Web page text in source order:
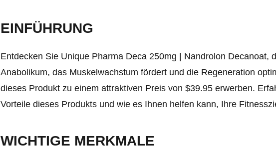
EINFÜHRUNG
Entdecken Sie Unique Pharma Deca 250mg | Nandrolon Decanoat,
Anabolikum, das Muskelwachstum fördert und die Regeneration
dieses Produkt zu einem attraktiven Preis von $39.95 erwerben.
Vorteile dieses Produkts und wie es Ihnen helfen kann, Ihre
WICHTIGE MERKMALE